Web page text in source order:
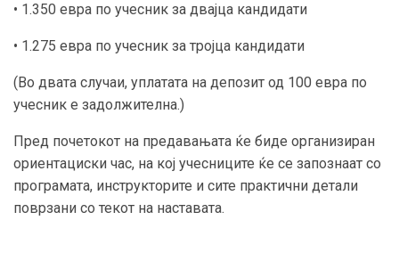
• 1.350 евра по учесник за двајца кандидати
• 1.275 евра по учесник за тројца кандидати
(Во двата случаи, уплатата на депозит од 100 евра по
учесник е задолжителна.)
Пред почетокот на предавањата ќе биде организиран
ориентациски час, на кој учесниците ќе се запознаат со
програмата, инструкторите и сите практични детали
поврзани со текот на наставата.